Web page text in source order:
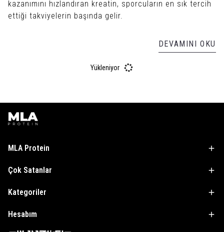
kazanımını hızlandıran kreatin, sporcuların en sık tercih
ettiği takviyelerin başında gelir.
DEVAMINI OKU
Yükleniyor
MLA Protein
Çok Satanlar
Kategoriler
Hesabım